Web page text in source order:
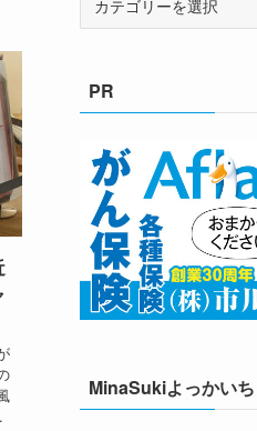
ーPR
MinaSukiよっかいち